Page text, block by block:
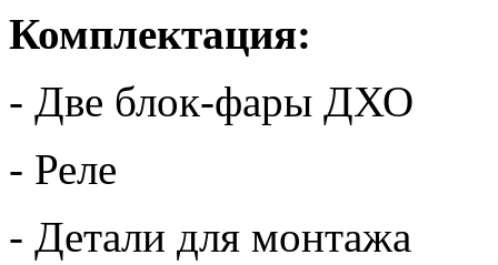
Комплектация:
- Две блок-фары ДХО
- Реле
- Детали для монтажа